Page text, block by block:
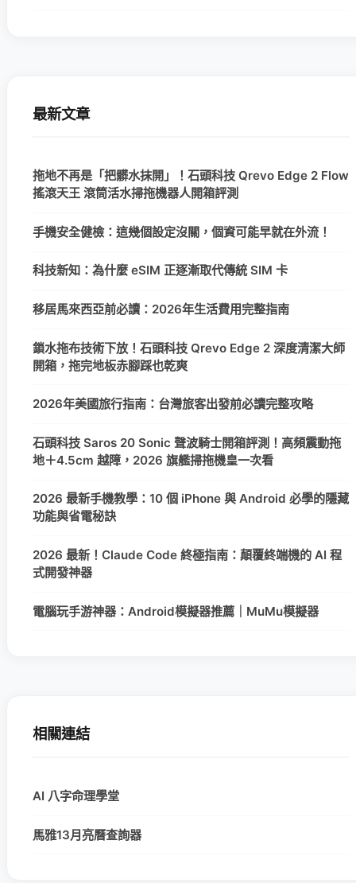
最新文章
拖地不再是「把髒水抹開」！石頭科技 Qrevo Edge 2 Flow
搖滾天王 滾筒活水掃拖機器人開箱評測
手機安全健檢：這幾個設定沒關，個資可能早就在外流！
科技新知：為什麼 eSIM 正逐漸取代傳統 SIM 卡
移居馬來西亞前必讀：2026年生活費用完整指南
鎖水拖布技術下放！石頭科技 Qrevo Edge 2 深度清潔大師
開箱，拖完地板赤腳踩也乾爽
2026年美國旅行指南：台灣旅客出發前必讀完整攻略
石頭科技 Saros 20 Sonic 聲波騎士開箱評測！高頻震動拖
地＋4.5cm 越障，2026 旗艦掃拖機皇一次看
2026 最新手機教學：10 個 iPhone 與 Android 必學的隱藏
功能與省電秘訣
2026 最新！Claude Code 終極指南：顛覆終端機的 AI 程
式開發神器
電腦玩手游神器：Android模擬器推薦｜MuMu模擬器
相關連結
AI 八字命理學堂
馬雅13月亮曆查詢器